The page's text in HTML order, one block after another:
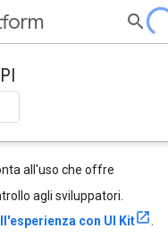
all'uso che offre
agli sviluppatori.
con UI Kit .